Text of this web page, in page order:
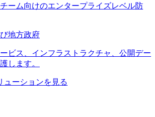
ーム向けのエンタープライズレベル防
地方政府
ビス、インフラストラクチャ、公開デー
します。
ューションを見る